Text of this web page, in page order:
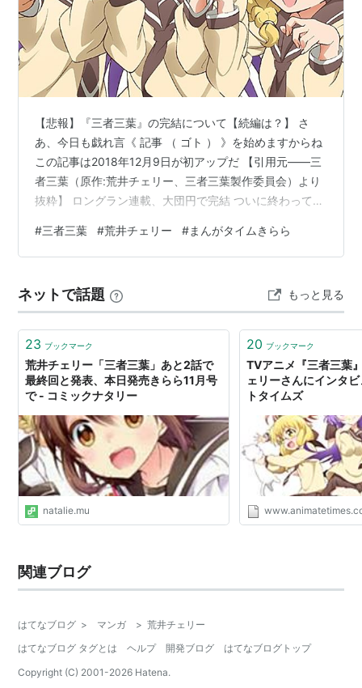
リスト::漫画家
【悲報】『三者三葉』の完結について【続編は？】 さ
あ、今日も戯れ言《 記事 （ ゴト ） 》を始めますからね
この記事は2018年12月9日が初アップだ 【引用元――三
者三葉（原作:荒井チェリー、三者三葉製作委員会）より
抜粋】 ロングラン連載、大団円で完結 ついに終わってし
０１９年１月号にて、ついに、ついに、きらら系列の最
長連載作品に幕が下ろされた。時代の終焉か、新時代へ
が、打ち切りとは違うので、どうしようもない。 ２００
３年の２月号からの連載だもんなぁ。 ◆合わせて読みた
い◆ きららジャ…
#三者三葉 #荒井チェリー #まんがタイムきらら
ネットで話題 もっと見る
23 ブックマーク
荒井チェリー「三者三葉」あと2話で
最終回と発表、本日発売きらら11月号
で - コミックナタリー
natalie.mu
20 ブックマーク
TVアニメ『三者三葉
ェリーさんにインタ
トタイムズ
関連ブログ
はてなブログ > マンガ > 荒井チェリー
はてなブログ タグとは
ヘルプ 開発ブログ
はてなブログトップ
Copyright (C) 2001-2026 Hatena.